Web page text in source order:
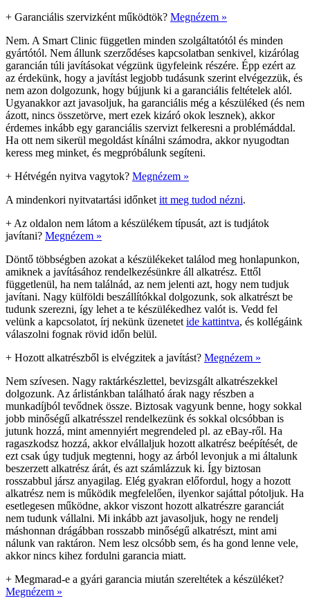
+ Garanciális szervizként működtök? Megnézem »
Nem. A Smart Clinic független minden szolgáltatótól és minden
gyártótól. Nem állunk szerződéses kapcsolatban senkivel, kizárólag
garancián túli javításokat végzünk ügyfeleink részére. Épp ezért az
az érdekünk, hogy a javítást legjobb tudásunk szerint elvégezzük, és
nem azon dolgozunk, hogy bújjunk ki a garanciális feltételek alól.
Ugyanakkor azt javasoljuk, ha garanciális még a készüléked (és nem
ázott, nincs összetörve, mert ezek kizáró okok lesznek), akkor
érdemes inkább egy garanciális szervizt felkeresni a problémáddal.
Ha ott nem sikerül megoldást kínálni számodra, akkor nyugodtan
keress meg minket, és megpróbálunk segíteni.
+ Hétvégén nyitva vagytok? Megnézem »
A mindenkori nyitvatartási időnket itt meg tudod nézni.
+ Az oldalon nem látom a készülékem típusát, azt is tudjátok
javítani? Megnézem »
Döntő többségben azokat a készülékeket találod meg honlapunkon,
amiknek a javításához rendelkezésünkre áll alkatrész. Ettől
függetlenül, ha nem találnád, az nem jelenti azt, hogy nem tudjuk
javítani. Nagy külföldi beszállítókkal dolgozunk, sok alkatrészt be
tudunk szerezni, így lehet a te készülékedhez valót is. Vedd fel
velünk a kapcsolatot, írj nekünk üzenetet ide kattintva, és kollégáink
válaszolni fognak rövid időn belül.
+ Hozott alkatrészből is elvégzitek a javítást? Megnézem »
Nem szívesen. Nagy raktárkészlettel, bevizsgált alkatrészekkel
dolgozunk. Az árlistánkban található árak nagy részben a
munkadíjból tevődnek össze. Biztosak vagyunk benne, hogy sokkal
jobb minőségű alkatrésszel rendelkezünk és sokkal olcsóbban is
jutunk hozzá, mint amennyiért megrendeled pl. az eBay-ről. Ha
ragaszkodsz hozzá, akkor elvállaljuk hozott alkatrész beépítését, de
ezt csak úgy tudjuk megtenni, hogy az árból levonjuk a mi általunk
beszerzett alkatrész árát, és azt számlázzuk ki. Így biztosan
rosszabbul jársz anyagilag. Elég gyakran előfordul, hogy a hozott
alkatrész nem is működik megfelelően, ilyenkor sajáttal pótoljuk. Ha
esetlegesen működne, akkor viszont hozott alkatrészre garanciát
nem tudunk vállalni. Mi inkább azt javasoljuk, hogy ne rendelj
máshonnan drágábban rosszabb minőségű alkatrészt, mint ami
nálunk van raktáron. Nem lesz olcsóbb sem, és ha gond lenne vele,
akkor nincs kihez fordulni garancia miatt.
+ Megmarad-e a gyári garancia miután szereltétek a készüléket?
Megnézem »